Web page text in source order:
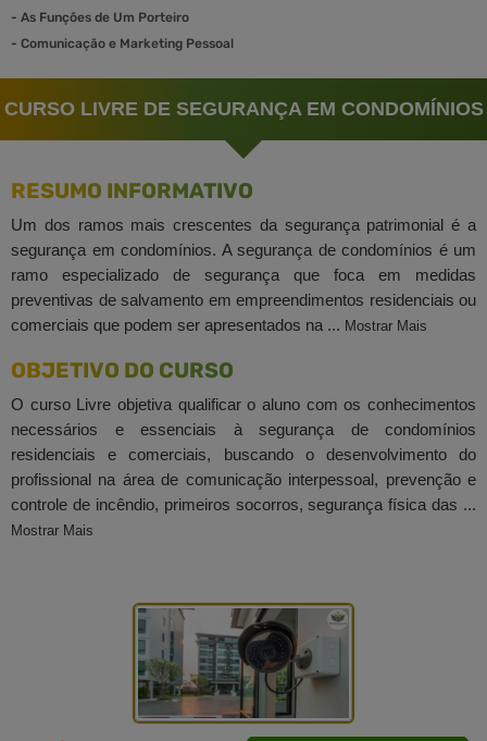
- As Funções de Um Porteiro
- Comunicação e Marketing Pessoal
CURSO LIVRE DE SEGURANÇA EM CONDOMÍNIOS
RESUMO INFORMATIVO
Um dos ramos mais crescentes da segurança patrimonial é a
segurança em condomínios. A segurança de condomínios é um
ramo especializado de segurança que foca em medidas
preventivas de salvamento em empreendimentos residenciais ou
comerciais que podem ser apresentados na ... Mostrar Mais
OBJETIVO DO CURSO
O curso Livre objetiva qualificar o aluno com os conhecimentos
necessários e essenciais à segurança de condomínios
residenciais e comerciais, buscando o desenvolvimento do
profissional na área de comunicação interpessoal, prevenção e
controle de incêndio, primeiros socorros, segurança física das ...
Mostrar Mais